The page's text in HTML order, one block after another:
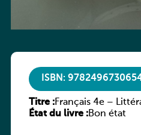
ISBN:
Titre :Français 4e –
méthodes
État du livre :Bon état